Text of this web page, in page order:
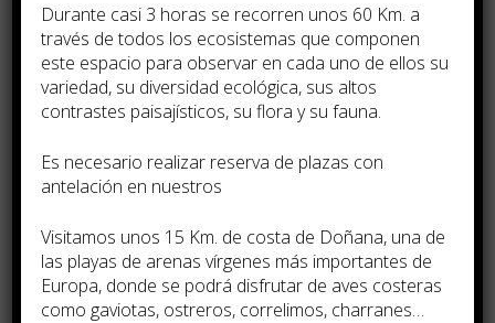
Email*
Mensaje*
Durante casi 3 horas se recorren unos 60 Km. a
través de todos los ecosistemas que componen
este espacio para observar en cada uno de ellos su
variedad, su diversidad ecológica, sus altos
contrastes paisají­sticos, su flora y su fauna.
Es necesario realizar reserva de plazas con
antelación en nuestros
Visitamos unos 15 Km. de costa de Doñana, una de
las playas de arenas ví­rgenes más importantes de
Europa, donde se podrá disfrutar de aves costeras
como gaviotas, ostreros, correlimos, charranes…